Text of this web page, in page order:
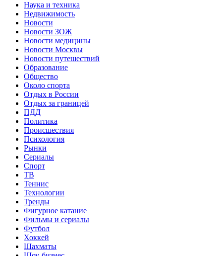
Наука и техника
Недвижимость
Новости
Новости ЗОЖ
Новости медицины
Новости Москвы
Новости путешествий
Образование
Общество
Около спорта
Отдых в России
Отдых за границей
ПДД
Политика
Происшествия
Психология
Рынки
Сериалы
Спорт
ТВ
Теннис
Технологии
Тренды
Фигурное катание
Фильмы и сериалы
Футбол
Хоккей
Шахматы